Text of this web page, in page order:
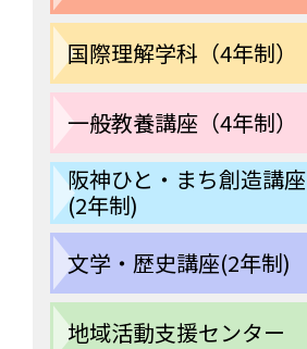
国際理解学科（4年制）
一般教養講座（4年制）
阪神ひと・まち創造講座
(2年制)
文学・歴史講座(2年制)
地域活動支援センター